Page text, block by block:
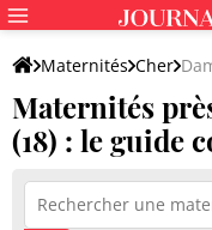
Maternités Cher
Maternités
(18) : le guide